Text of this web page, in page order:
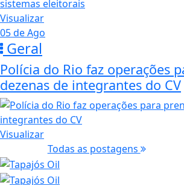
Visualizar
05 de Ago
Geral
Polícia do Rio faz operações
dezenas de integrantes do CV
Visualizar
Todas as postagens